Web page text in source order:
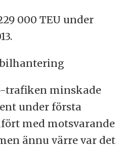
000 TEU under
trafiken minskade
under första
med motsvarande
ännu värre var det